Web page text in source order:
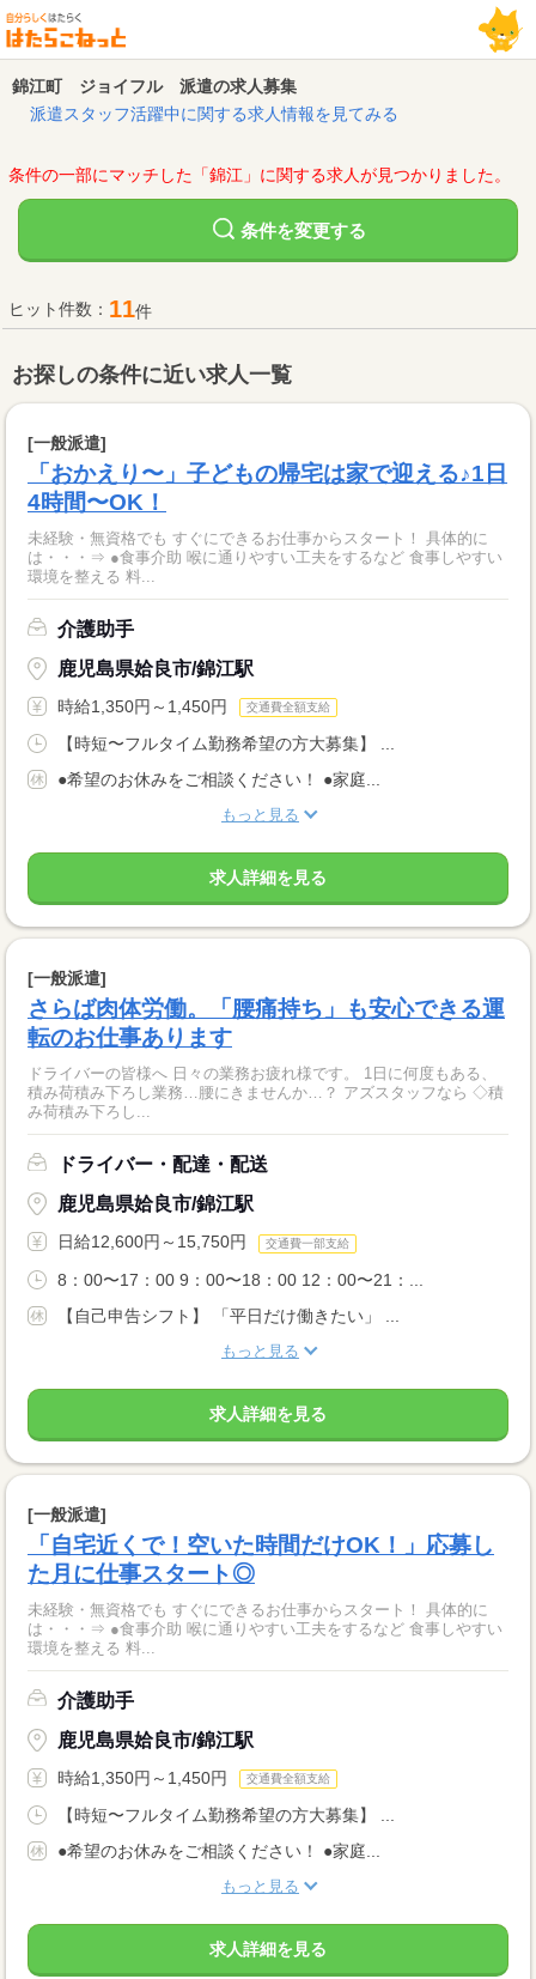
錦江町 ジョイフル 派遣の求人募集
派遣スタッフ活躍中に関する求人情報を見てみる
条件の一部にマッチした「錦江」に関する求人が見つかりました。
条件を変更する
ヒット件数： 11件
お探しの条件に近い求人一覧
[一般派遣]
「おかえり〜」子どもの帰宅は家で迎える♪1日
4時間〜OK！
未経験・無資格でも すぐにできるお仕事からスタート！ 具体的に
は・・・⇒ ●食事介助 喉に通りやすい工夫をするなど 食事しやすい
環境を整える 料...
介護助手
鹿児島県姶良市/錦江駅
時給1,350円～1,450円 交通費全額支給
【時短〜フルタイム勤務希望の方大募集】 ...
●希望のお休みをご相談ください！ ●家庭...
もっと見る
求人詳細を見る
[一般派遣]
さらば肉体労働。「腰痛持ち」も安心できる運
転のお仕事あります
ドライバーの皆様へ 日々の業務お疲れ様です。 1日に何度もある、
積み荷積み下ろし業務…腰にきませんか…？ アズスタッフなら ◇積
み荷積み下ろし...
ドライバー・配達・配送
鹿児島県姶良市/錦江駅
日給12,600円～15,750円 交通費一部支給
8：00〜17：00 9：00〜18：00 12：00〜21：...
【自己申告シフト】 「平日だけ働きたい」 ...
もっと見る
求人詳細を見る
[一般派遣]
「自宅近くで！空いた時間だけOK！」応募し
た月に仕事スタート◎
未経験・無資格でも すぐにできるお仕事からスタート！ 具体的に
は・・・⇒ ●食事介助 喉に通りやすい工夫をするなど 食事しやすい
環境を整える 料...
介護助手
鹿児島県姶良市/錦江駅
時給1,350円～1,450円 交通費全額支給
【時短〜フルタイム勤務希望の方大募集】 ...
●希望のお休みをご相談ください！ ●家庭...
もっと見る
求人詳細を見る